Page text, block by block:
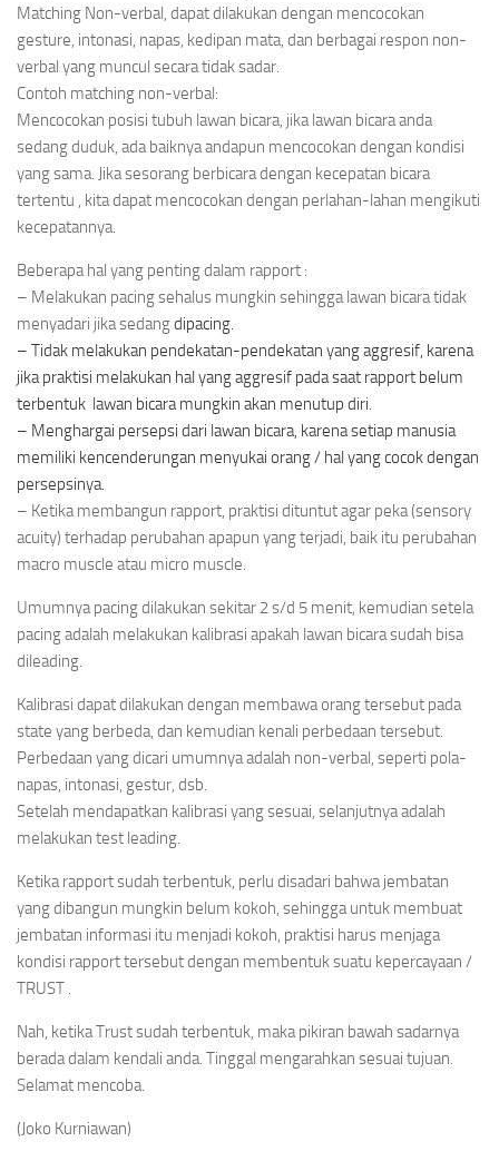
Matching Non-verbal, dapat dilakukan dengan mencocokan
gesture, intonasi, napas, kedipan mata, dan berbagai respon non-
verbal yang muncul secara tidak sadar.
Contoh matching non-verbal:
Mencocokan posisi tubuh lawan bicara, jika lawan bicara anda
sedang duduk, ada baiknya andapun mencocokan dengan kondisi
yang sama. Jika sesorang berbicara dengan kecepatan bicara
tertentu , kita dapat mencocokan dengan perlahan-lahan mengikuti
kecepatannya.
Beberapa hal yang penting dalam rapport :
– Melakukan pacing sehalus mungkin sehingga lawan bicara tidak
menyadari jika sedangdipacing.
– Tidak melakukan pendekatan-pendekatan yang aggresif, karena
jika praktisi melakukan hal yang aggresif pada saat rapport belum
terbentuk lawan bicara mungkin akan menutup diri.
– Menghargai persepsi dari lawan bicara, karena setiap manusia
memiliki kencenderungan menyukai orang / hal yang cocok dengan
persepsinya.
– Ketika membangun rapport, praktisi dituntut agar peka (sensory
acuity) terhadap perubahan apapun yang terjadi, baik itu perubahan
macro muscle atau micro muscle.
Umumnya pacing dilakukan sekitar 2 s/d 5 menit, kemudian setela
pacing adalah melakukan kalibrasi apakah lawan bicara sudah bisa
dileading.
Kalibrasi dapat dilakukan dengan membawa orang tersebut pada
state yang berbeda, dan kemudian kenali perbedaan tersebut.
Perbedaan yang dicari umumnya adalah non-verbal, seperti pola-
napas, intonasi, gestur, dsb.
Setelah mendapatkan kalibrasi yang sesuai, selanjutnya adalah
melakukan test leading.
Ketika rapport sudah terbentuk, perlu disadari bahwa jembatan
yang dibangun mungkin belum kokoh, sehingga untuk membuat
jembatan informasi itu menjadi kokoh, praktisi harus menjaga
kondisi rapport tersebut dengan membentuk suatu kepercayaan /
TRUST .
Nah, ketika Trust sudah terbentuk, maka pikiran bawah sadarnya
berada dalam kendali anda. Tinggal mengarahkan sesuai tujuan.
Selamat mencoba.
(Joko Kurniawan)